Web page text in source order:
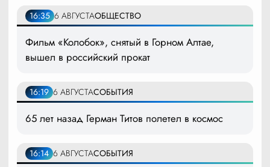
16:35 6 АВГУСТАОБЩЕСТВО
Фильм «Колобок», снятый в Горном Алтае,
вышел в российский прокат
16:19 6 АВГУСТАСОБЫТИЯ
65 лет назад Герман Титов полетел в космос
16:14 6 АВГУСТАСОБЫТИЯ